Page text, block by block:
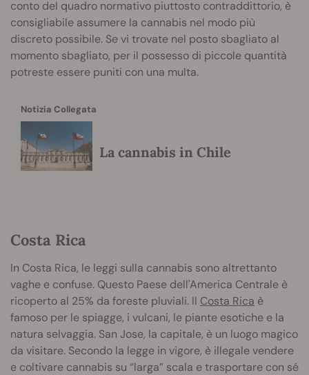
conto del quadro normativo piuttosto contraddittorio, è
consigliabile assumere la cannabis nel modo più
discreto possibile. Se vi trovate nel posto sbagliato al
momento sbagliato, per il possesso di piccole quantità
potreste essere puniti con una multa.
Notizia Collegata
La cannabis in Chile
Costa Rica
In Costa Rica, le leggi sulla cannabis sono altrettanto
vaghe e confuse. Questo Paese dell'America Centrale è
ricoperto al 25% da foreste pluviali. Il Costa Rica è
famoso per le spiagge, i vulcani, le piante esotiche e la
natura selvaggia. San Jose, la capitale, è un luogo magico
da visitare. Secondo la legge in vigore, è illegale vendere
e coltivare cannabis su “larga” scala e trasportare con sé